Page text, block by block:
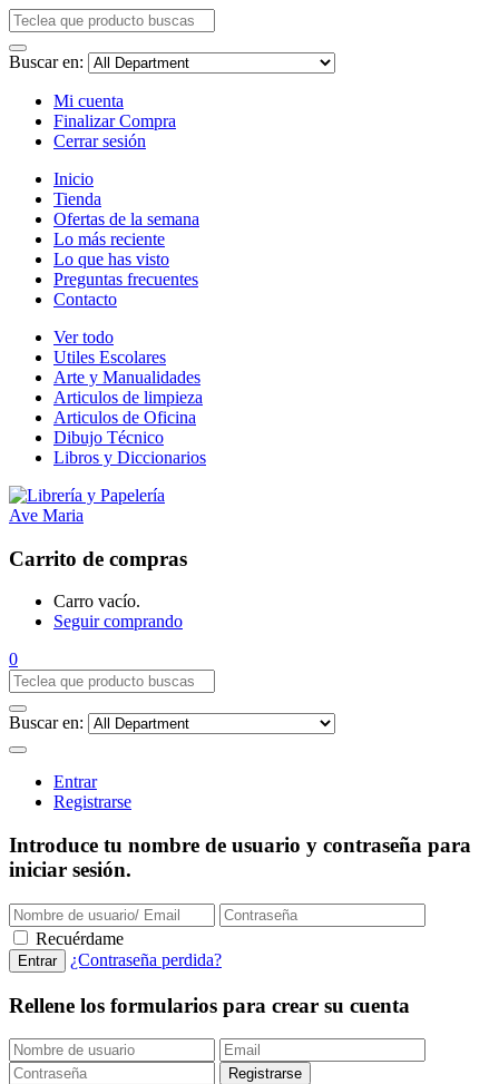
Buscar en:
Mi cuenta
Finalizar Compra
Cerrar sesión
Inicio
Tienda
Ofertas de la semana
Lo más reciente
Lo que has visto
Preguntas frecuentes
Contacto
Ver todo
Utiles Escolares
Arte y Manualidades
Articulos de limpieza
Articulos de Oficina
Dibujo Técnico
Libros y Diccionarios
Carrito de compras
Carro vacío.
Seguir comprando
0
Buscar en:
Entrar
Registrarse
Introduce tu nombre de usuario y contraseña para
iniciar sesión.
Recuérdame
¿Contraseña perdida?
Rellene los formularios para crear su cuenta